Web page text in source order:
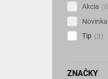
Akcia
0
Novinka
Tip
3
ZNAČKY